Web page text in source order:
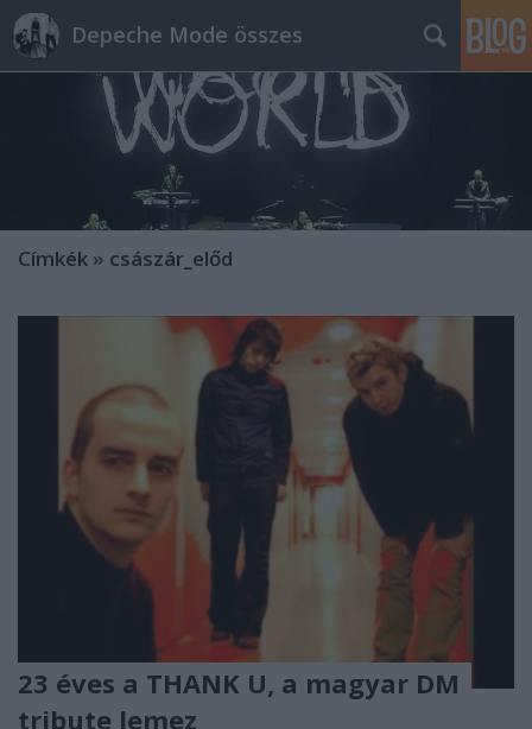
Depeche Mode összes
Címkék » császár_előd
23 éves a THANK U, a magyar DM
tribute lemez